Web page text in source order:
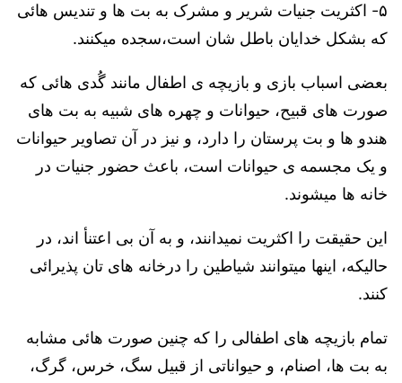
۵- اکثریت جنیات شریر و مشرک به بت ها و تندیس هائی
که بشکل خدایان باطل شان است،سجده میکنند.
بعضی اسباب بازی و بازیچه ی اطفال مانند گُدی هائی که
صورت های قبیح، حیوانات و چهره های شبیه به بت های
هندو ها و بت پرستان را دارد، و نیز در آن تصاویر حیوانات
و یک مجسمه ی حیوانات است، باعث حضور جنیات در
خانه ها میشوند.
این حقیقت را اکثریت نمیدانند، و به آن بی اعتنأ اند، در
حالیکه، اینها میتوانند شیاطین را درخانه های تان پذیرائی
کنند.
تمام بازیچه های اطفالی را که چنین صورت هائی مشابه
به بت ها، اصنام، و حیواناتی از قبیل سگ، خرس، گرگ،